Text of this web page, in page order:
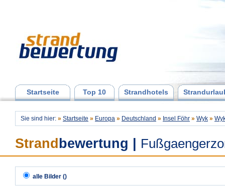
Startseite Top 10 Strandhotels
Sie sind hier: » Startseite » Europa » Deutschland » Insel Föhr » Wyk »
Strand bewertung
alle Bilder ()